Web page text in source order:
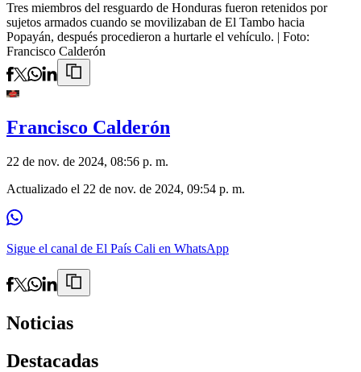
Tres miembros del resguardo de Honduras fueron retenidos por
sujetos armados cuando se movilizaban de El Tambo hacia
Popayán, después procedieron a hurtarle el vehículo. | Foto:
Francisco Calderón
Francisco Calderón
22 de nov. de 2024, 08:56 p. m.
Actualizado el 22 de nov. de 2024, 09:54 p. m.
Sigue el canal de El País Cali en WhatsApp
Noticias
Destacadas